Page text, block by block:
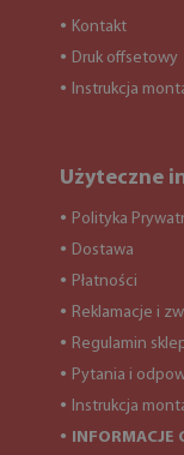
● Kontakt
● Druk offsetowy
● Instrukcja
Użyteczne
● Polityka
● Dostawa
● Płatności
● Reklamacje i
● Regulamin
● Pytania i
● Instrukcja
● INFORMACJE